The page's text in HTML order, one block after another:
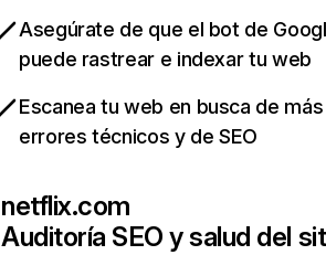
Asegúrate de que el bot de
puede rastrear e indexar tu web
Escanea tu web en busca de
errores técnicos y de SEO
netflix.com
Auditoría SEO y salud del